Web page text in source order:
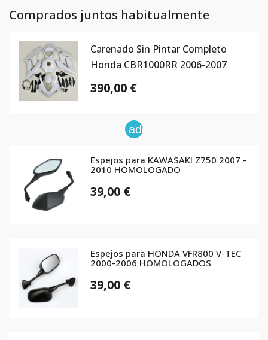
Comprados juntos habitualmente
Carenado Sin Pintar Completo
Honda CBR1000RR 2006-2007
390,00 €
add
Espejos para KAWASAKI Z750 2007 -
2010 HOMOLOGADO
39,00 €
Espejos para HONDA VFR800 V-TEC
2000-2006 HOMOLOGADOS
39,00 €